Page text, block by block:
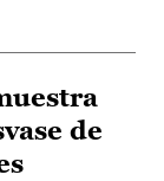
de